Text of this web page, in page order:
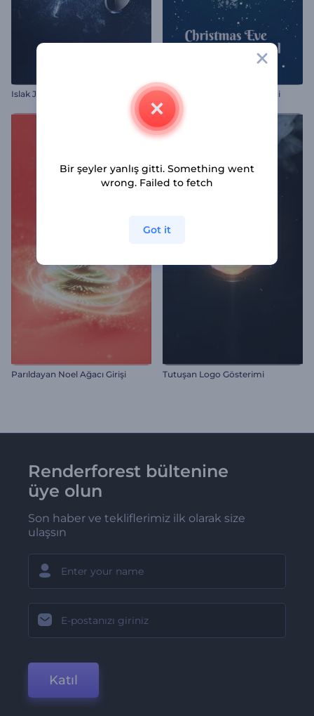
Islak Joystick İntro Noel Arefesi Logo Gösterimi
Parıldayan Noel Ağacı Girişi Tutuşan Logo Gösterimi
Renderforest bültenine
üye olun
Son haber ve tekliflerimiz ilk olarak size
ulaşsın
Katıl
Bir şeyler yanlış gitti. Something went
wrong. Failed to fetch
Got it